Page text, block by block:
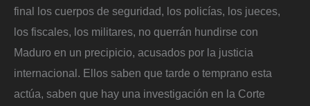
final los cuerpos de seguridad, los policías, los jueces,
los fiscales, los militares, no querrán hundirse con
Maduro en un precipicio, acusados por la justicia
internacional. Ellos saben que tarde o temprano esta
actúa, saben que hay una investigación en la Corte